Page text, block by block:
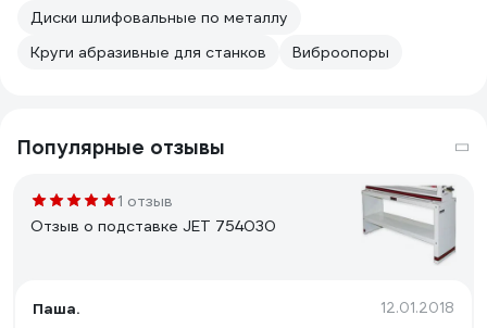
Диски шлифовальные по металлу
Круги абразивные для станков
Виброопоры
Популярные отзывы
1 отзыв
Отзыв о подставке JET 754030
Паша. 12.01.2018